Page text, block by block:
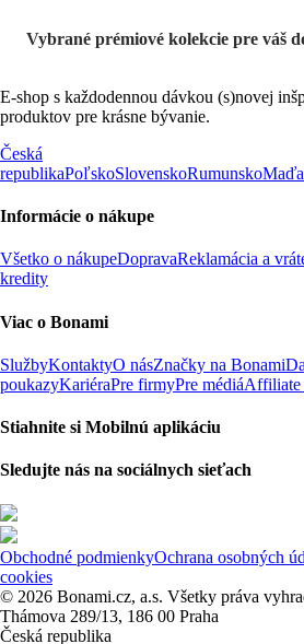
Vybrané prémiové kolekcie pre váš
E-shop s každodennou dávkou (s)novej
produktov pre krásne bývanie.
Česká
republikaPoľskoSlovenskoRumunsko
Informácie o nákupe
Všetko o nákupeDopravaReklamácia a
kredity
Viac o Bonami
SlužbyKontaktyO násZnačky na Bonami
poukazyKariéraPre firmyPre médiáAffiliate
Stiahnite si Mobilnú aplikáciu
Sledujte nás na sociálnych sieťach
Obchodné podmienkyOchrana osobných
cookies
© 2026 Bonami.cz, a.s. Všetky práva
Thámova 289/13, 186 00 Praha
Česká republika